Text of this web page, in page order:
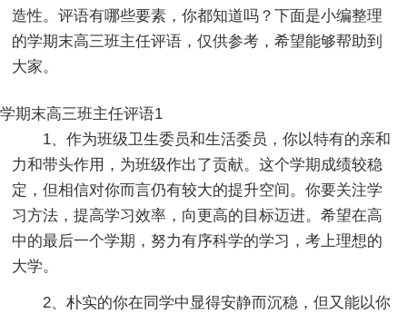
造性。评语有哪些要素，你都知道吗？下面是小编整理
的学期末高三班主任评语，仅供参考，希望能够帮助到
大家。
学期末高三班主任评语1
1、作为班级卫生委员和生活委员，你以特有的亲和
力和带头作用，为班级作出了贡献。这个学期成绩较稳
定，但相信对你而言仍有较大的提升空间。你要关注学
习方法，提高学习效率，向更高的目标迈进。希望在高
中的最后一个学期，努力有序科学的学习，考上理想的
大学。
2、朴实的你在同学中显得安静而沉稳，但又能以你